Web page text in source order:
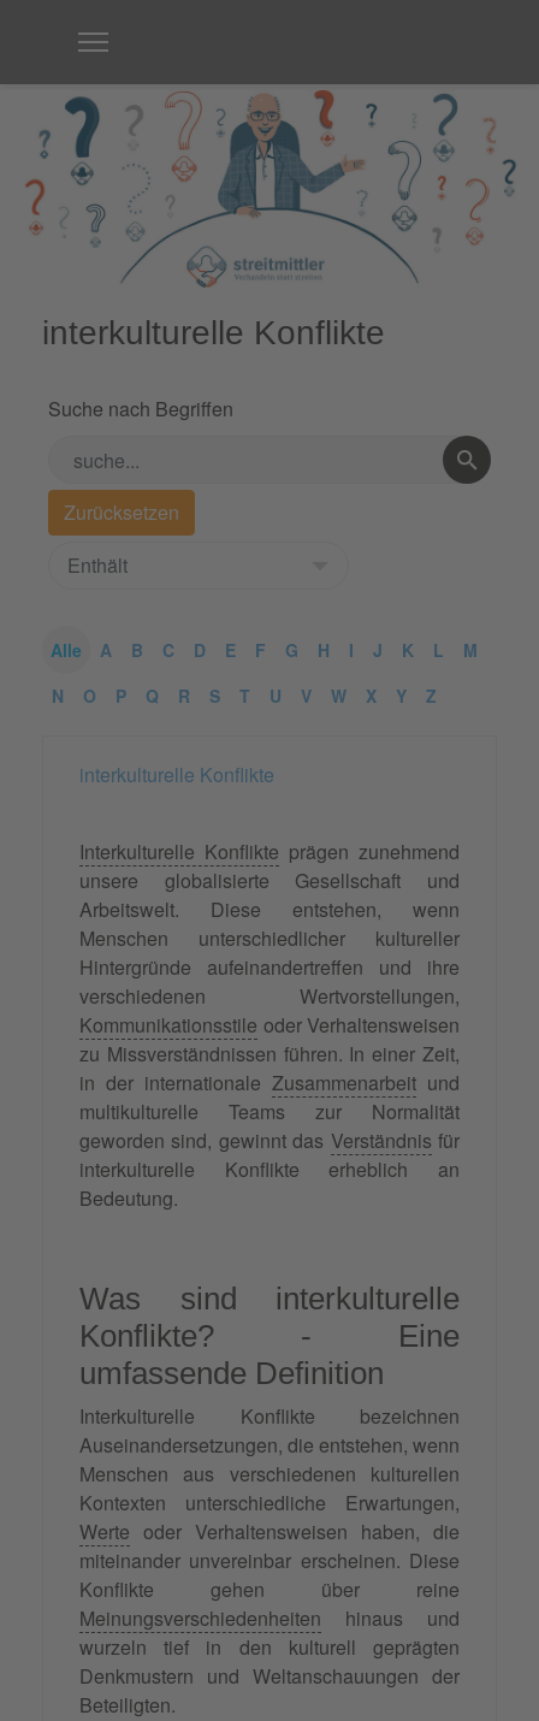
interkulturelle Konflikte
Suche nach Begriffen
Alle A B C D E F G H I J K L
M
N
O P Q R S T U V W X Y Z
interkulturelle Konflikte
Interkulturelle Konflikte prägen zunehmend
unsere globalisierte Gesellschaft und
Arbeitswelt. Diese entstehen, wenn
Menschen unterschiedlicher kultureller
Hintergründe aufeinandertreffen und ihre
verschiedenen Wertvorstellungen,
Kommunikationsstile oder Verhaltensweisen
zu Missverständnissen führen. In einer Zeit,
in der internationale Zusammenarbeit und
multikulturelle Teams zur Normalität
geworden sind, gewinnt das Verständnis für
interkulturelle Konflikte erheblich an
Bedeutung.
Was sind interkulturelle
Konflikte? - Eine
umfassende Definition
Interkulturelle Konflikte bezeichnen
Auseinandersetzungen, die entstehen, wenn
Menschen aus verschiedenen kulturellen
Kontexten unterschiedliche Erwartungen,
Werte oder Verhaltensweisen haben, die
miteinander unvereinbar erscheinen. Diese
Konflikte gehen über reine
Meinungsverschiedenheiten hinaus und
wurzeln tief in den kulturell geprägten
Denkmustern und Weltanschauungen der
Beteiligten.